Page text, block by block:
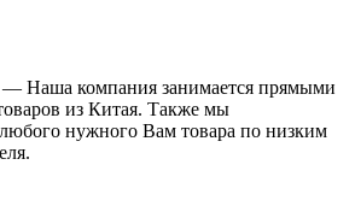
— Наша компания занимается прямыми
из Китая. Также мы
нужного Вам товара по низким